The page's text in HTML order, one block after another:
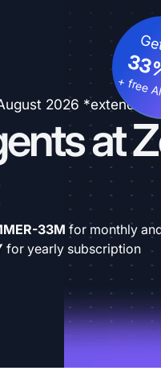
2026 *extended
at
+ free
33M for monthly
for yearly subscription